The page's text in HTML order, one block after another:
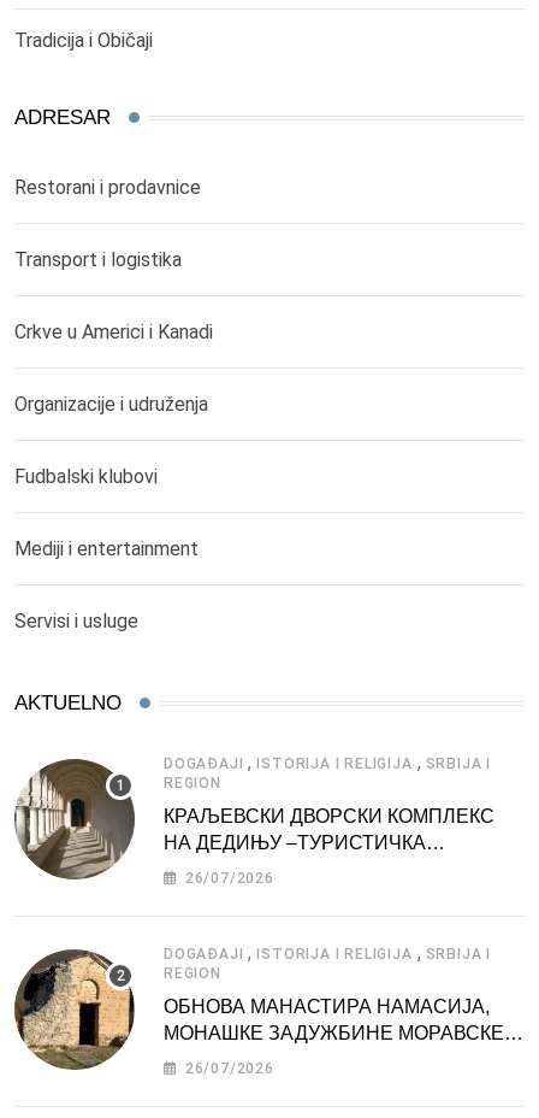
Tradicija i Običaji
ADRESAR
Restorani i prodavnice
Transport i logistika
Crkve u Americi i Kanadi
Organizacije i udruženja
Fudbalski klubovi
Mediji i entertainment
Servisi i usluge
AKTUELNO
DOGAĐAJI , ISTORIJA I RELIGIJA , SRBIJA I
REGION
КРАЉЕВСКИ ДВОРСКИ КОМПЛЕКС
НА ДЕДИЊУ –ТУРИСТИЧКА
АТРАКЦИЈА
26/07/2026
DOGAĐAJI , ISTORIJA I RELIGIJA , SRBIJA I
REGION
ОБНОВА МАНАСТИРА НАМАСИЈА,
МОНАШКЕ ЗАДУЖБИНЕ МОРАВСКЕ
СРБИЈЕ
26/07/2026